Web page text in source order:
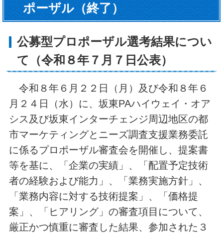
ポーザル（終了）
公募型プロポーザル選考結果につい
て（令和８年７月７日公表）
令和８年６月２２日（月）及び令和８年６
月２４日（水）に、坂東PAハイウェイ・オア
シス及び坂東インターチェンジ周辺地区の都
市マーケティングとニーズ調査支援業務委託
に係るプロポーザル審査会を開催し、提案書
等を基に、「企業の実績」、「配置予定技術
者の経験および能力」、「業務実施方針」、
「業務内容に対する技術提案」、「価格提
案」、「ヒアリング」の審査項目について、
厳正かつ慎重に審査した結果、参加された３